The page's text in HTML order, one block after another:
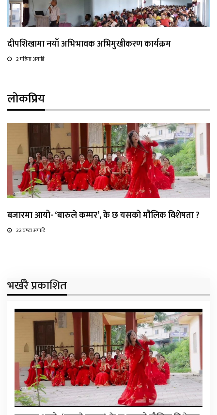
दीपशिखामा नयाँ अभिभावक अभिमुखीकरण कार्यक्रम
2 महिना अगाडि
लोकप्रिय
बजारमा आयो- ‘बारुले कम्मर’, के छ यसको मौलिक विशेषता ?
22 घण्टा अगाडि
भर्खरै प्रकाशित